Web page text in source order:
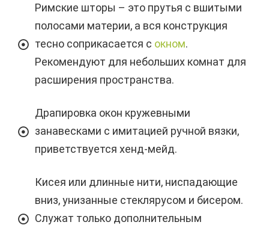
Римские шторы – это прутья с вшитыми
полосами материи, а вся конструкция
тесно соприкасается с окном.
Рекомендуют для небольших комнат для
расширения пространства.
Драпировка окон кружевными
занавесками с имитацией ручной вязки,
приветствуется хенд-мейд.
Кисея или длинные нити, ниспадающие
вниз, унизанные стеклярусом и бисером.
Служат только дополнительным